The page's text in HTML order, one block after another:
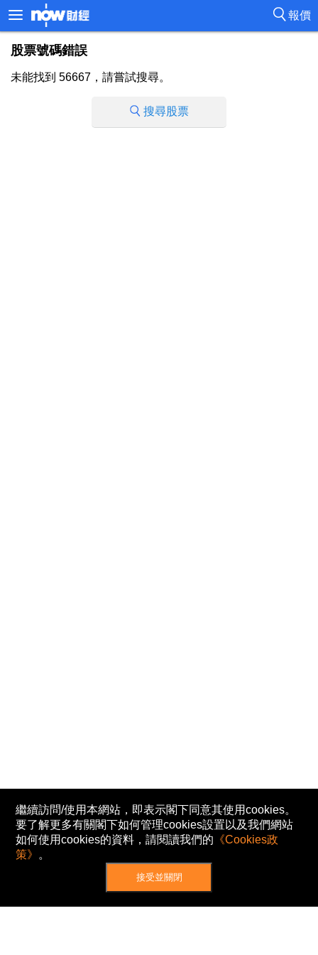
報價
股票號碼錯誤
未能找到 56667，請嘗試搜尋。
搜尋股票
繼續訪問/使用本網站，即表示閣下同意其使用cookies。
要了解更多有關閣下如何管理cookies設置以及我們網站
如何使用cookies的資料，請閱讀我們的 《Cookies政
策》 。
接受並關閉